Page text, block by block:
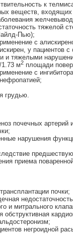
к
веществ, входящих
тяжелой
Пью);
с
у пациентов с
и тяжелыми
м2 площади
с
грудью.
почечных артерий
нарушения
приема
почки;
и митрального
обструктивная
негроидной